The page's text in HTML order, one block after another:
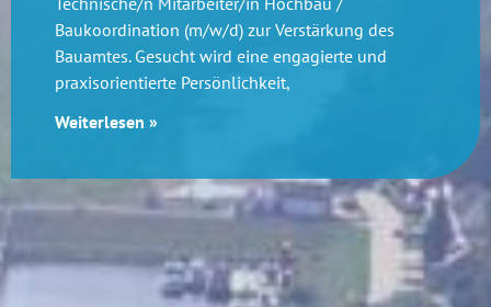
Baukoordination (m/w/d) zur Verstärkung des
Bauamtes. Gesucht wird eine engagierte und
praxisorientierte Persönlichkeit,
Weiterlesen »